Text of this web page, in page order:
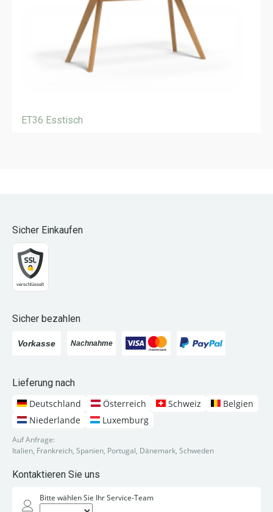
ET36 Esstisch
Sicher Einkaufen
Sicher bezahlen
Lieferung nach
Deutschland
Österreich Schweiz
Belgien
Niederlande
Luxemburg
Auf Anfrage:
Italien, Frankreich, Spanien, Portugal, Dänemark, Schweden
Kontaktieren Sie uns
Bitte wählen Sie Ihr Service-Team